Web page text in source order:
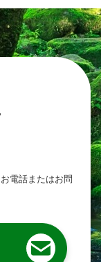
お電話またはお問